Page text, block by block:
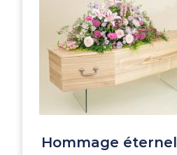
Hommage éternel